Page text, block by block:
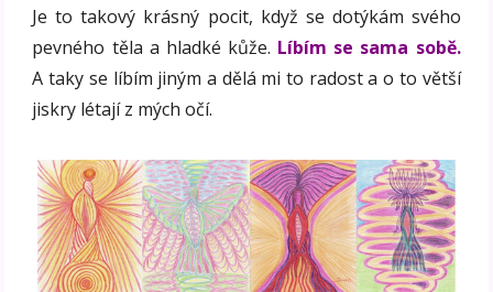
Je to takový krásný pocit, když se dotýkám svého
pevného těla a hladké kůže. Líbím se sama sobě.
A taky se líbím jiným a dělá mi to radost a o to větší
jiskry létají z mých očí.